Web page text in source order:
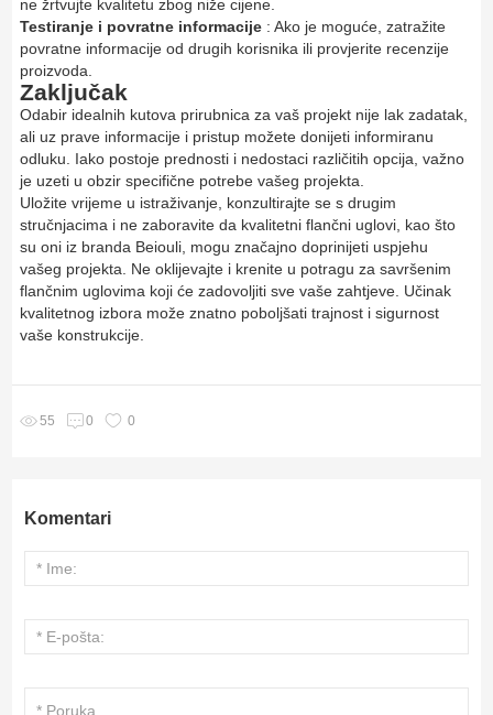
ne žrtvujte kvalitetu zbog niže cijene.
Testiranje i povratne informacije : Ako je moguće, zatražite
povratne informacije od drugih korisnika ili provjerite recenzije
proizvoda.
Zaključak
Odabir idealnih kutova prirubnica za vaš projekt nije lak zadatak,
ali uz prave informacije i pristup možete donijeti informiranu
odluku. Iako postoje prednosti i nedostaci različitih opcija, važno
je uzeti u obzir specifične potrebe vašeg projekta.
Uložite vrijeme u istraživanje, konzultirajte se s drugim
stručnjacima i ne zaboravite da kvalitetni flančni uglovi, kao što
su oni iz branda Beiouli, mogu značajno doprinijeti uspjehu
vašeg projekta. Ne oklijevajte i krenite u potragu za savršenim
flančnim uglovima koji će zadovoljiti sve vaše zahtjeve. Učinak
kvalitetnog izbora može znatno poboljšati trajnost i sigurnost
vaše konstrukcije.
55 0 0
Komentari